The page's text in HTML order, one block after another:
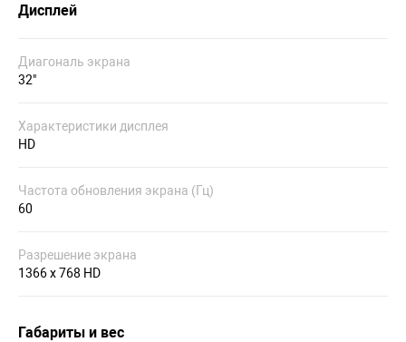
Дисплей
Диагональ экрана
32"
Характеристики дисплея
HD
Частота обновления экрана (Гц)
60
Разрешение экрана
1366 x 768 HD
Габариты и вес